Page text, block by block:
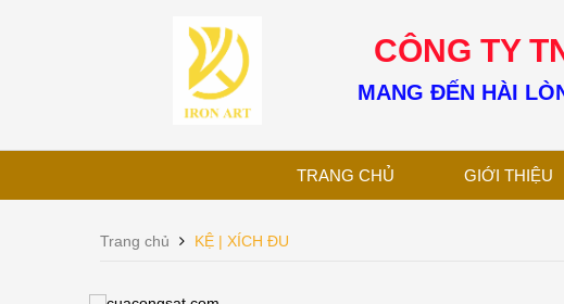
CÔNG TY
MANG ĐẾN HÀI
TRANG CHỦ GIỚI THIỆU
Trang chủ KỆ | XÍCH ĐU